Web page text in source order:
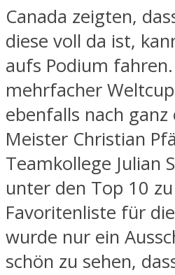
Canada zeigten,
diese voll da ist,
aufs Podium
mehrfacher
ebenfalls nach
Meister Christian
Teamkollege Julian
unter den Top 10
Favoritenliste für
wurde nur ein
schön zu sehen,